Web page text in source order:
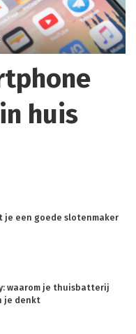
huis
je een goede slotenmaker
waarom je thuisbatterij
je denkt